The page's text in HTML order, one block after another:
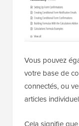
Vous pouvez
votre base de
connectés, ou
articles